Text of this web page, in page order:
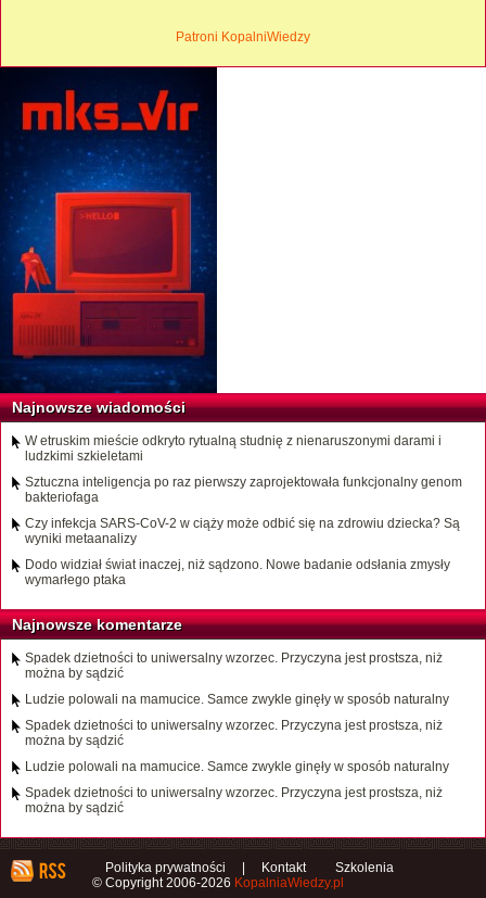
Patroni KopalniWiedzy
Najnowsze wiadomości
W etruskim mieście odkryto rytualną studnię z nienaruszonymi darami i
ludzkimi szkieletami
Sztuczna inteligencja po raz pierwszy zaprojektowała funkcjonalny genom
bakteriofaga
Czy infekcja SARS-CoV-2 w ciąży może odbić się na zdrowiu dziecka? Są
wyniki metaanalizy
Dodo widział świat inaczej, niż sądzono. Nowe badanie odsłania zmysły
wymarłego ptaka
Najnowsze komentarze
Spadek dzietności to uniwersalny wzorzec. Przyczyna jest prostsza, niż
można by sądzić
Ludzie polowali na mamucice. Samce zwykle ginęły w sposób naturalny
Spadek dzietności to uniwersalny wzorzec. Przyczyna jest prostsza, niż
można by sądzić
Ludzie polowali na mamucice. Samce zwykle ginęły w sposób naturalny
Spadek dzietności to uniwersalny wzorzec. Przyczyna jest prostsza, niż
można by sądzić
Polityka prywatności Kontakt
Szkolenia
© Copyright 2006-2026 KopalniaWiedzy.pl